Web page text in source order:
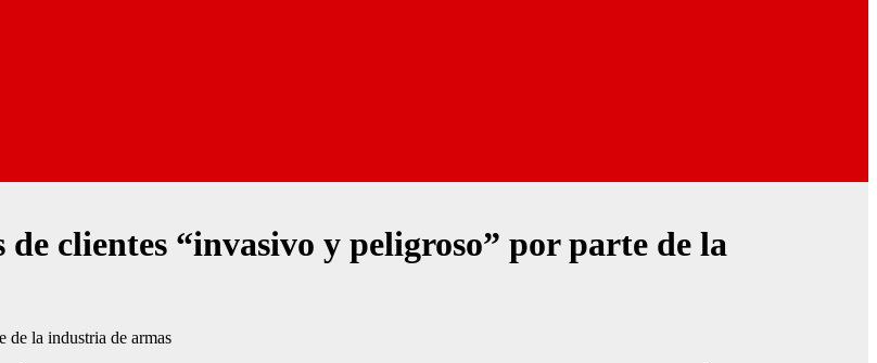
clientes “invasivo y peligroso” por parte de la